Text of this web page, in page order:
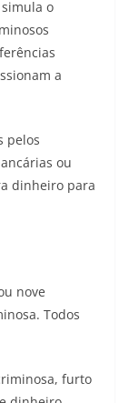
o
a
pelos
ou
dinheiro para
nove
Todos
furto